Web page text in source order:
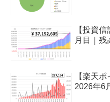
【投資
月目｜残
【楽天
2026年6